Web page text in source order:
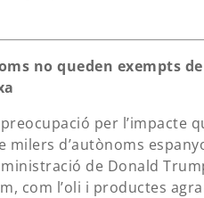
no queden exempts
per l’impacte
d’autònoms
de Donald
com l’oli i productes